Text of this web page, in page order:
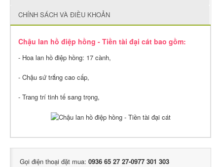
CHÍNH SÁCH VÀ ĐIỀU KHOẢN
Chậu lan hồ điệp hồng - Tiền tài đại cát bao gồm:
- Hoa lan hồ điệp hồng: 17 cành,
- Chậu sứ trắng cao cấp,
- Trang trí tinh tế sang trọng,
Gọi điện thoại đặt mua: 0936 65 27 27-0977 301 303